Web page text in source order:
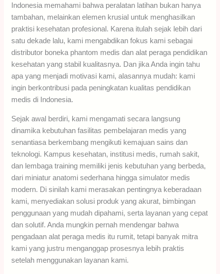
Indonesia memahami bahwa peralatan latihan bukan hanya
tambahan, melainkan elemen krusial untuk menghasilkan
praktisi kesehatan profesional. Karena itulah sejak lebih dari
satu dekade lalu, kami mengabdikan fokus kami sebagai
distributor boneka phantom medis dan alat peraga pendidikan
kesehatan yang stabil kualitasnya. Dan jika Anda ingin tahu
apa yang menjadi motivasi kami, alasannya mudah: kami
ingin berkontribusi pada peningkatan kualitas pendidikan
medis di Indonesia.
Sejak awal berdiri, kami mengamati secara langsung
dinamika kebutuhan fasilitas pembelajaran medis yang
senantiasa berkembang mengikuti kemajuan sains dan
teknologi. Kampus kesehatan, institusi medis, rumah sakit,
dan lembaga training memiliki jenis kebutuhan yang berbeda,
dari miniatur anatomi sederhana hingga simulator medis
modern. Di sinilah kami merasakan pentingnya keberadaan
kami, menyediakan solusi produk yang akurat, bimbingan
penggunaan yang mudah dipahami, serta layanan yang cepat
dan solutif. Anda mungkin pernah mendengar bahwa
pengadaan alat peraga medis itu rumit, tetapi banyak mitra
kami yang justru menganggap prosesnya lebih praktis
setelah menggunakan layanan kami.